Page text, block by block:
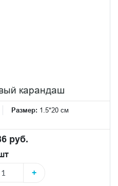
карандаш
Размер: 1.5*20 см
руб.
+